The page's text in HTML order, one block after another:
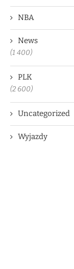
NBA
News
(1 400)
PLK
(2 600)
Uncategorized
Wyjazdy